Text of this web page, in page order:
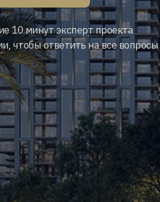
10 минут эксперт проекта
чтобы ответить на все вопросы